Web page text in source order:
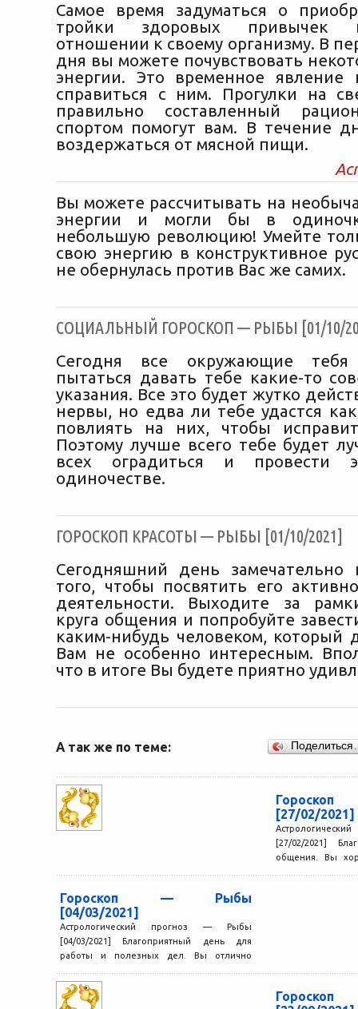
Самое время задуматься о
тройки здоровых привычек
отношении к своему организму. В
дня вы можете почувствовать
энергии. Это временное
справиться с ним. Прогулки на
правильно составленный
спортом помогут вам. В течение
воздержаться от мясной пищи.
Вы можете рассчитывать на
энергии и могли бы в
небольшую революцию! Умейте
свою энергию в конструктивное
не обернулась против Вас же самих.
CОЦИАЛЬНЫЙ ГОРОСКОП — РЫБЫ [01/10/
Сегодня все окружающие
пытаться давать тебе какие-то
указания. Все это будет жутко
нервы, но едва ли тебе удастся
повлиять на них, чтобы
Поэтому лучше всего тебе будет
всех оградиться и провести
одиночестве.
ГОРОСКОП КРАСОТЫ — РЫБЫ [01/10/2021]
Сегодняшний день замечательно
того, чтобы посвятить его
деятельности. Выходите за
круга общения и попробуйте
каким-нибудь человеком, который
Вам не особенно интересным.
что в итоге Вы будете приятно
А так же по теме:
[27/02/2021]
[27/02/2021]
общения. Вы
Гороскоп — Рыбы
[04/03/2021]
Астрологический прогноз — Рыбы
[04/03/2021] Благоприятный день для
работы и полезных дел. Вы отлично
задач,...